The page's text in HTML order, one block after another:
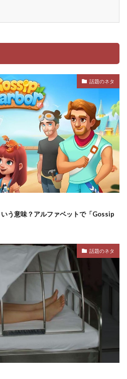
話題のネタ
いう意味？アルファベットで「Gossip
話題のネタ